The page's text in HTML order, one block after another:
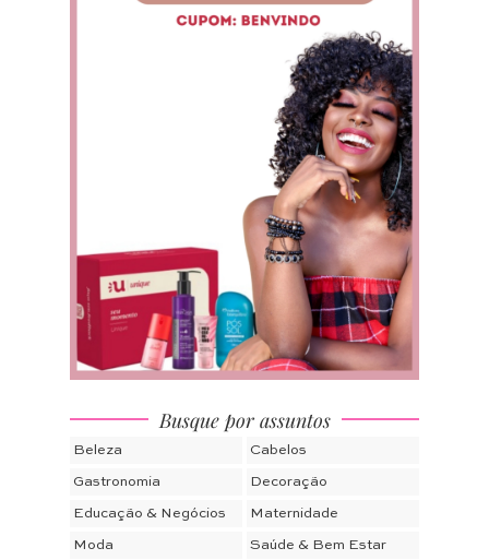
Busque por assuntos
Beleza Cabelos
Gastronomia Decoração
Educação & Negócios Maternidade
Moda Saúde & Bem Estar